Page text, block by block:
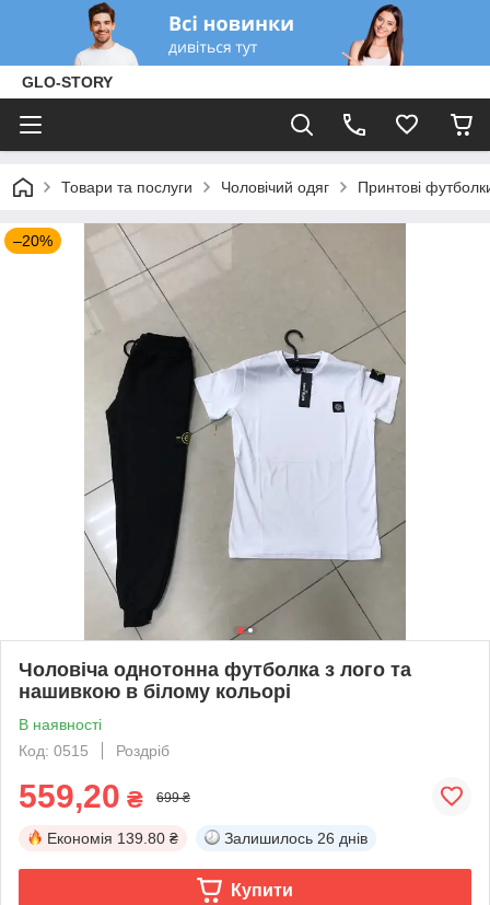
GLO-STORY
Товари та послуги Чоловічий одяг Принтові
–20%
Чоловіча однотонна футболка з лого та
нашивкою в білому кольорі
В наявності
Код: 0515
Роздріб
559,20 ₴ 699 ₴
Економія 139.80 ₴ Залишилось 26 днів
Купити